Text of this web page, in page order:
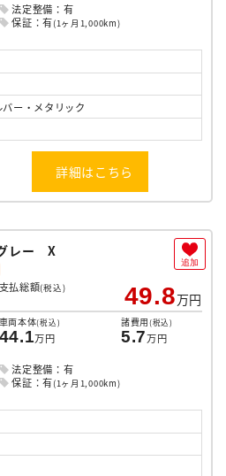
法定整備：有
保証：有(1ヶ月1,000km)
ー・メタリック
詳細はこちら
レー X
支払総額(税込) 49.8万円
車両本体(税込)
44.1万円
諸費用(税込)
5.7万円
法定整備：有
保証：有(1ヶ月1,000km)
追加